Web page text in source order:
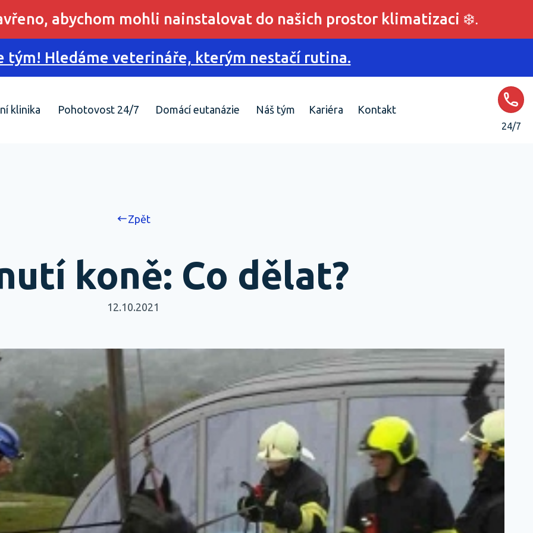
abychom mohli nainstalovat do našich prostor klimatizaci ❄️.
tým! Hledáme veterináře, kterým nestačí rutina.
klinika Pohotovost 24/7 Domácí eutanázie Náš tým Kariéra Kontakt
24/7
Zpět
koně: Co dělat?
12.10.2021